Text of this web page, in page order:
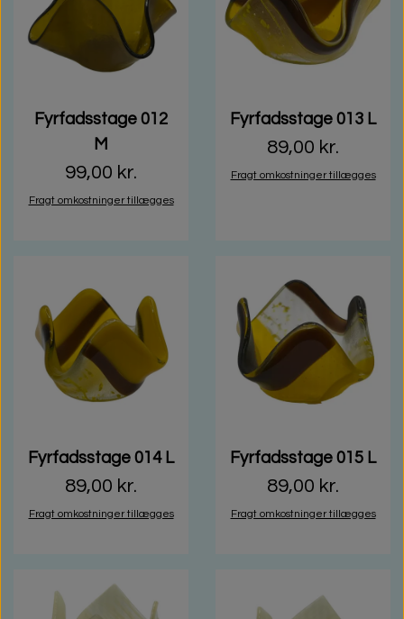
Fyrfadsstage 012
M
99,00 kr.
Fragt omkostninger tillægges
Fyrfadsstage 013 L
89,00 kr.
Fragt omkostninger tillægges
Fyrfadsstage 014 L
89,00 kr.
Fragt omkostninger tillægges
Fyrfadsstage 015 L
89,00 kr.
Fragt omkostninger tillægges